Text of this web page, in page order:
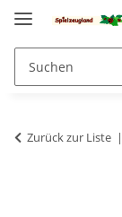
Zurück zur Liste